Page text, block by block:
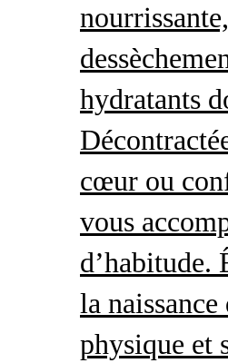
hydratants
cœur ou
vous
d’habitude.
la
physique et